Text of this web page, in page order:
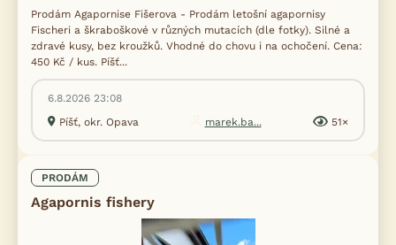
Prodám Agapornise Fišerova - Prodám letošní agapornisy
Fischeri a škraboškové v různých mutacích (dle fotky). Silné a
zdravé kusy, bez kroužků. Vhodné do chovu i na ochočení. Cena:
450 Kč / kus. Píšť...
6.8.2026 23:08
Píšť, okr. Opava
marek.ba... 51×
PRODÁM
Agapornis fishery